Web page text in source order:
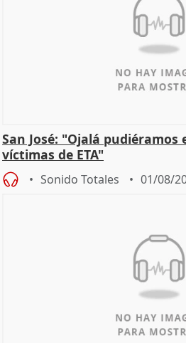
San José: "Ojalá
víctimas de ETA"
Sonido Totales 01/08/